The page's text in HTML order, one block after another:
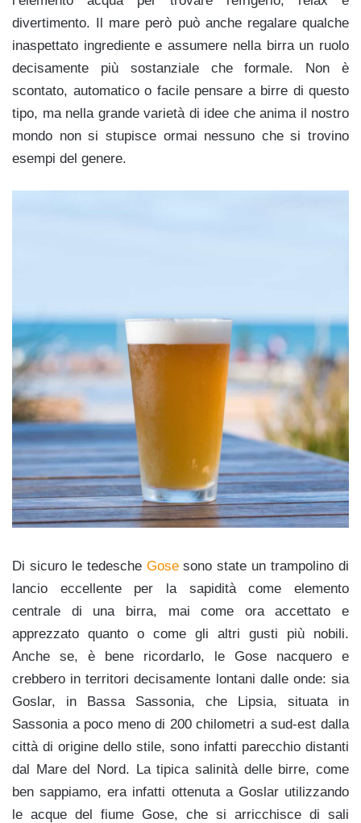
divertimento. Il mare però può anche regalare qualche
inaspettato ingrediente e assumere nella birra un ruolo
decisamente più sostanziale che formale. Non è
scontato, automatico o facile pensare a birre di questo
tipo, ma nella grande varietà di idee che anima il nostro
mondo non si stupisce ormai nessuno che si trovino
esempi del genere.
Di sicuro le tedesche Gosesono state un trampolino di
lancio eccellente per la sapidità come elemento
centrale di una birra, mai come ora accettato e
apprezzato quanto o come gli altri gusti più nobili.
Anche se, è bene ricordarlo, le Gose nacquero e
crebbero in territori decisamente lontani dalle onde: sia
Goslar, in Bassa Sassonia, che Lipsia, situata in
Sassonia a poco meno di 200 chilometri a sud-est dalla
città di origine dello stile, sono infatti parecchio distanti
dal Mare del Nord. La tipica salinità delle birre, come
ben sappiamo, era infatti ottenuta a Goslar utilizzando
le acque del fiume Gose, che si arricchisce di sali